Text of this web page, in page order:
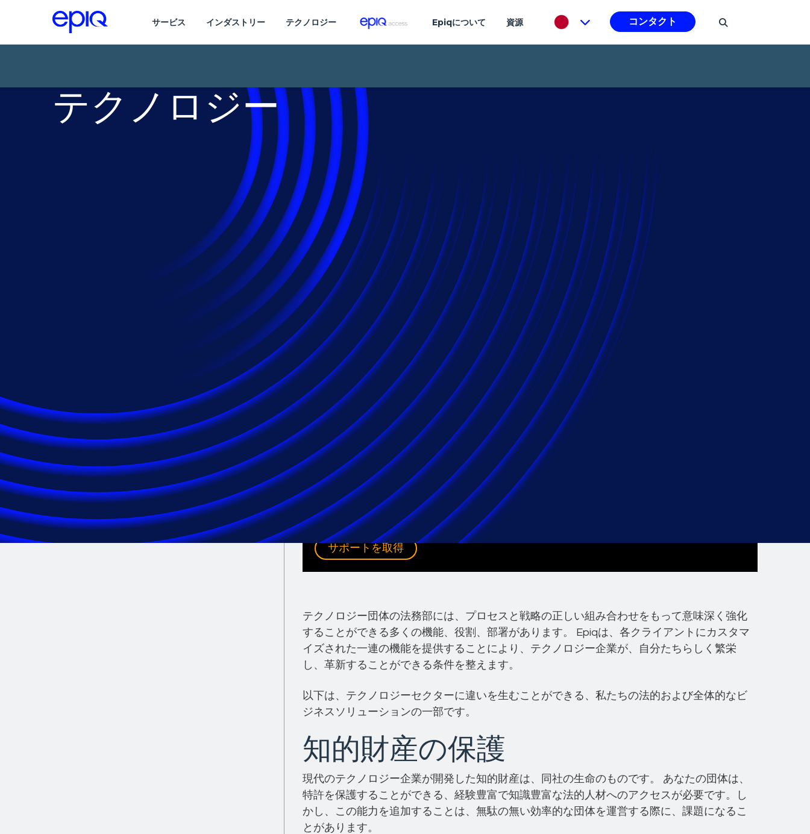
サービス インダストリー テクノロジー Epiqについて 資源 コンタクト
テクノロジー
保険
医薬品
テクノロジー
今日'の世界に力を与える企業に、
最適な結果をお届けします。
ハイテクセクターの参加者として、あなたの団体は、その製品とサービスの提供によって大
きな影響を与えることができます。 そのレベルのエンゲージメントには、法務部門&mdashの
内外に、新しい規制を遵守し、訴訟の可能性に備えて、可能な限り効率を構築する、という
責務が伴います。 Epiq'の業界専門家チームは、テクノロジー、最適なプロセスと独自の知識
の組み合わせを用いて、あなたのビジネスが、その目標を達成するのをお手伝いすることが
できます。
Epiq&rsquoのテクノロジーサービス機能を活用する
には、Epiq'の専門家に、今、連絡してください。
サポートを取得
テクノロジー団体の法務部には、プロセスと戦略の正しい組み合わせをもって意味深く強化
することができる多くの機能、役割、部署があります。 Epiqは、各クライアントにカスタマ
イズされた一連の機能を提供することにより、テクノロジー企業が、自分たちらしく繁栄
し、革新することができる条件を整えます。
以下は、テクノロジーセクターに違いを生むことができる、私たちの法的および全体的なビ
ジネスソリューションの一部です。
知的財産の保護
現代のテクノロジー企業が開発した知的財産は、同社の生命のものです。 あなたの団体は、
特許を保護することができる、経験豊富で知識豊富な法的人材へのアクセスが必要です。し
かし、この能力を追加することは、無駄の無い効率的な団体を運営する際に、課題になるこ
とがあります。